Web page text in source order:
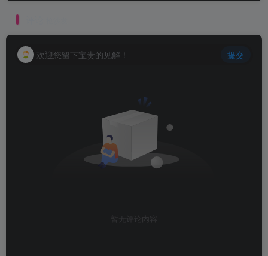
欢迎您留下宝贵的见解！ 提交
暂无评论内容